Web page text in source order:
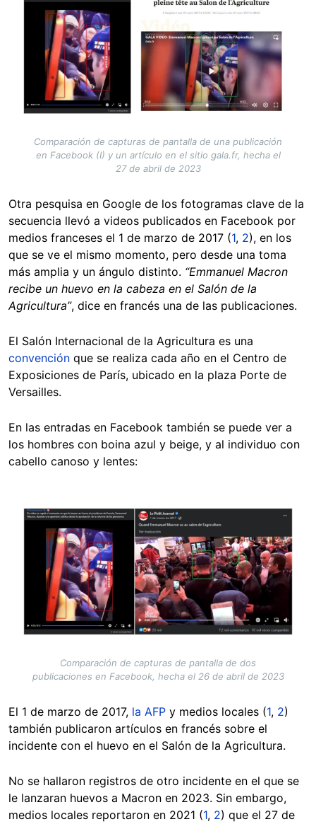
Comparación de capturas de pantalla de una publicación
en Facebook (I) y un artículo en el sitio gala.fr, hecha el
27 de abril de 2023
Otra pesquisa en Google de los fotogramas clave de la
secuencia llevó a videos publicados en Facebook por
medios franceses el 1 de marzo de 2017 (1, 2), en los
que se ve el mismo momento, pero desde una toma
más amplia y un ángulo distinto. “Emmanuel Macron
recibe un huevo en la cabeza en el Salón de la
Agricultura”, dice en francés una de las publicaciones.
El Salón Internacional de la Agricultura es una
convención que se realiza cada año en el Centro de
Exposiciones de París, ubicado en la plaza Porte de
Versailles.
En las entradas en Facebook también se puede ver a
los hombres con boina azul y beige, y al individuo con
cabello canoso y lentes:
Image
Comparación de capturas de pantalla de dos
publicaciones en Facebook, hecha el 26 de abril de 2023
El 1 de marzo de 2017, la AFP y medios locales (1, 2)
también publicaron artículos en francés sobre el
incidente con el huevo en el Salón de la Agricultura.
No se hallaron registros de otro incidente en el que se
le lanzaran huevos a Macron en 2023. Sin embargo,
medios locales reportaron en 2021 (1, 2) que el 27 de